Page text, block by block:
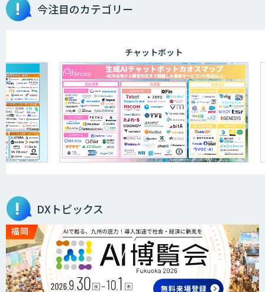
今注目のカテゴリー
チャットボット
DXトピックス